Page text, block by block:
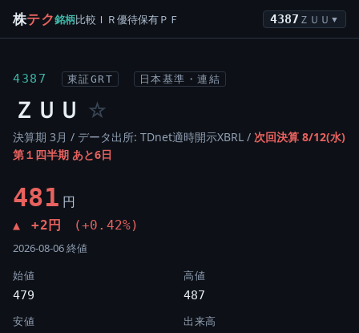
株テク銘柄比較 ＩＲ優待保有ＰＦ 4387 ＺＵＵ ▼
4387 東証GRT 日本基準・連結
ＺＵＵ ☆
決算期 3月 / データ出所: TDnet適時開示XBRL / 次回決算 8/12(水)
第１四半期 あと6日
481 円
▲ +2円 (+0.42%)
2026-08-06 終値
始値
479
高値
487
安値
出来高